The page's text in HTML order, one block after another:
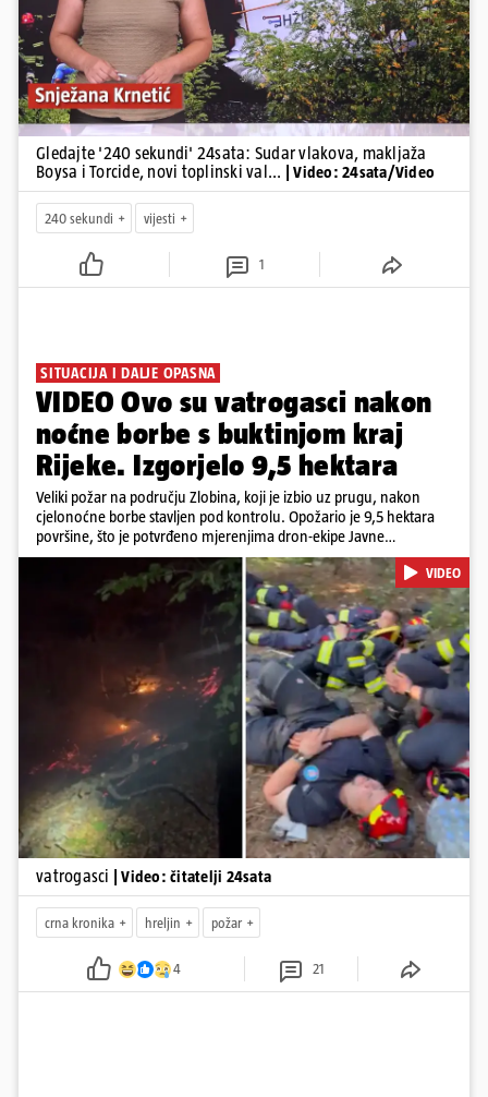
Gledajte '240 sekundi' 24sata: Sudar vlakova, makljaža
Boysa i Torcide, novi toplinski val...
| Video: 24sata/Video
240 sekundi vijesti
1
SITUACIJA I DALJE OPASNA
VIDEO Ovo su vatrogasci nakon
noćne borbe s buktinjom kraj
Rijeke. Izgorjelo 9,5 hektara
Veliki požar na području Zlobina, koji je izbio uz prugu, nakon
cjelonoćne borbe stavljen pod kontrolu. Opožario je 9,5 hektara
površine, što je potvrđeno mjerenjima dron-ekipe Javne
vatrogasne postrojbe grada Rijeke. Vatru je gasilo 55 ljudi sa 17
vozila te više DVD-ova i JVP Rijeka. Situacija je i dalje ozbiljna zbog
jakog vjetra koji povećava opasnost od razbuktavanja. Zato ostaju i
Pokretanje videa...
VIDEO
vatrogasci | Video: čitatelji 24sata
crna kronika hreljin požar
4 21